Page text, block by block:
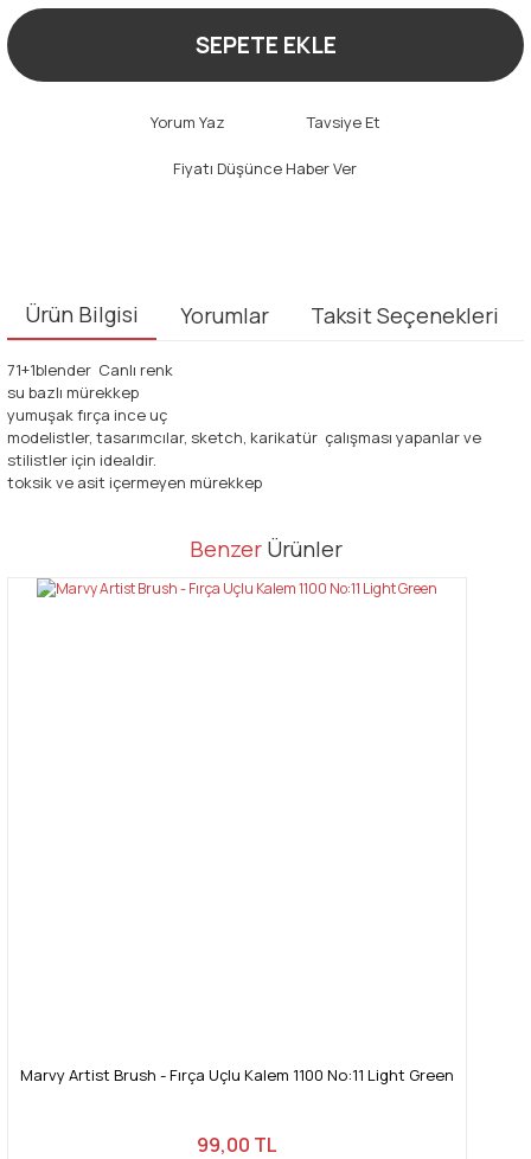
SEPETE EKLE
Yorum Yaz Tavsiye Et
Fiyatı Düşünce Haber Ver
Ürün Bilgisi Yorumlar Taksit Seçenekleri
71+1blender Canlı renk
su bazlı mürekkep
yumuşak fırça ince uç
modelistler, tasarımcılar, sketch, karikatür çalışması yapanlar ve
stilistler için idealdir.
toksik ve asit içermeyen mürekkep
Bu ürüne ilk yorumu siz yapın!
Bu ürünün fiyat bilgisi, resim, ürün açıklamalarında ve diğer
tarafımıza iletebilirsiniz.
Benzer Ürünler
Marvy Artist Brush - Fırça Uçlu Kalem 1100 No:11 Light Green
99,00 TL